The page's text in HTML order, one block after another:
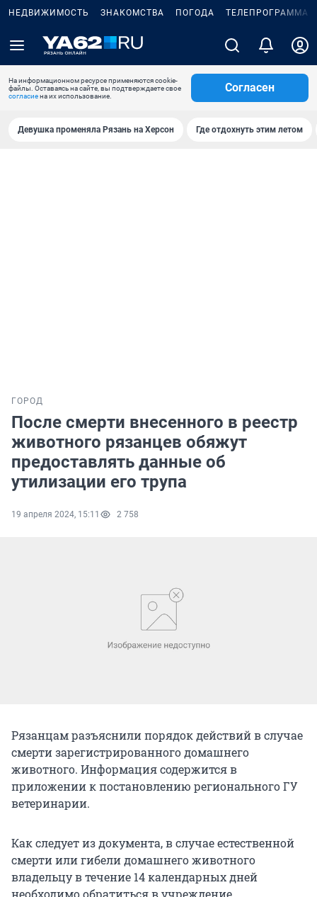
НЕДВИЖИМОСТЬ ЗНАКОМСТВА ПОГОДА ТЕЛЕПРОГРАММА
На информационном ресурсе применяются cookie-
файлы. Оставаясь на сайте, вы подтверждаете свое
согласиена их использование.
Согласен
Девушка променяла Рязань на Херсон Где отдохнуть этим летом
ГОРОД
После смерти внесенного в реестр
животного рязанцев обяжут
предоставлять данные об
утилизации его трупа
19 апреля 2024, 15:11 2 758
Рязанцам разъяснили порядок действий в случае
смерти зарегистрированного домашнего
животного. Информация содержится в
приложении к постановлению регионального ГУ
ветеринарии.
Как следует из документа, в случае естественной
смерти или гибели домашнего животного
владельцу в течение 14 календарных дней
необходимо обратиться в учреждение